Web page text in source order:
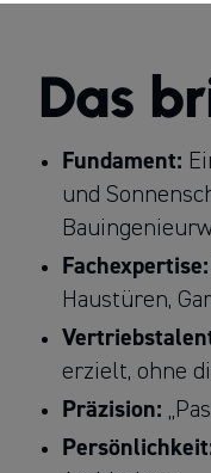
Das
Fundament:
und
Fachexpertise:
Haustüren,
erzielt, ohne
Präzision: